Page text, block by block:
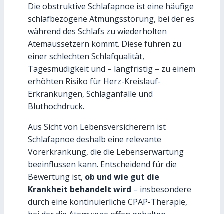
Die obstruktive Schlafapnoe ist eine häufige
schlafbezogene Atmungsstörung, bei der es
während des Schlafs zu wiederholten
Atemaussetzern kommt. Diese führen zu
einer schlechten Schlafqualität,
Tagesmüdigkeit und – langfristig – zu einem
erhöhten Risiko für Herz-Kreislauf-
Erkrankungen, Schlaganfälle und
Bluthochdruck.
Aus Sicht von Lebensversicherern ist
Schlafapnoe deshalb eine relevante
Vorerkrankung, die die Lebenserwartung
beeinflussen kann. Entscheidend für die
Bewertung ist, ob und wie gut die
Krankheit behandelt wird – insbesondere
durch eine kontinuierliche CPAP-Therapie,